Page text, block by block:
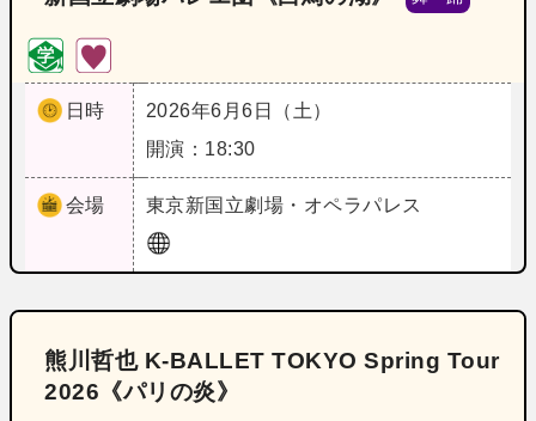
日時
2026年6月6日（土）
開演：18:30
会場 東京新国立劇場・オペラパレス
熊川哲也 K-BALLET TOKYO Spring Tour
2026《パリの炎》